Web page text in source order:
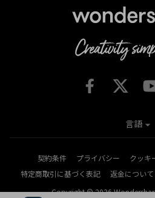
契約条件 プライバシー クッキ
特定商取引に基づく表記
返金について
Copyright © 2026
言語